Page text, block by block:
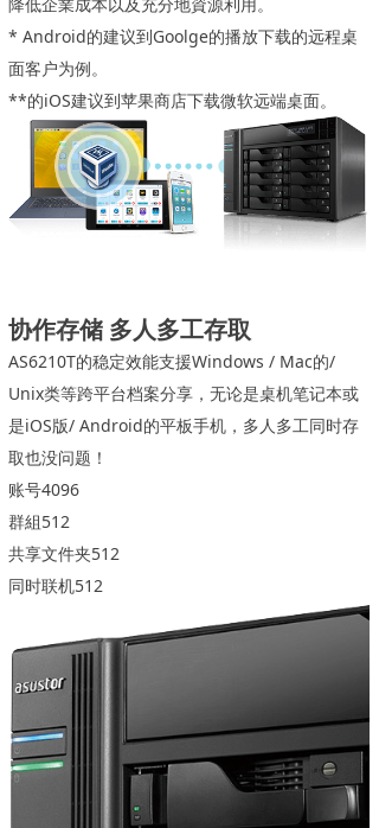
* Android的建议到Goolge的播放下载的远程桌
面客户为例。
**的iOS建议到苹果商店下载微软远端桌面。
协作存储 多人多工存取
AS6210T的稳定效能支援Windows / Mac的/
Unix类等跨平台档案分享，无论是桌机笔记本或
是iOS版/ Android的平板手机，多人多工同时存
取也没问题！
账号4096
群組512
共享文件夹512
同时联机512